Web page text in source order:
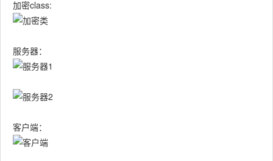
加密class:
服务器：
客户端：